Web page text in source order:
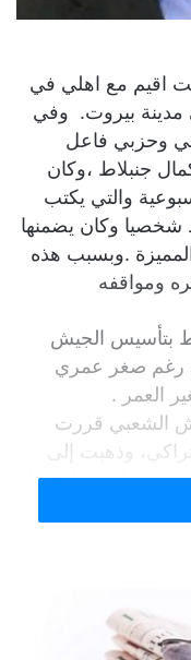
14 أو 15 سنة وكنت اقيم مع اهلي في
مدينة بيروت. وفي
وحزبي فاعل
جنبلاط ،وكان
والتي يكتب
شخصيا وكان يضمنها
المميزة .وبسبب هذه
ومواقفه
بتأسيس الجيش
رغم صغر عمري
العمر .
الشعبي قررت
وذهبت إلى
في اخر شارع مار
تعجب المسؤول
في لبنان انشغلت
عبر الصحف